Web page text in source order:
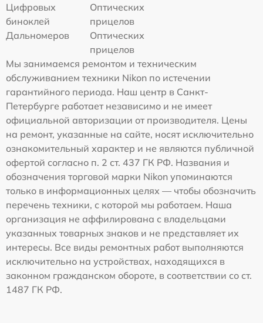
Цифровых
биноклей
Оптических
прицелов
Дальномеров
Оптических
прицелов
Мы занимаемся ремонтом и техническим
обслуживанием техники Nikon по истечении
гарантийного периода. Наш центр в Санкт-
Петербурге работает независимо и не имеет
официальной авторизации от производителя. Цены
на ремонт, указанные на сайте, носят исключительно
ознакомительный характер и не являются публичной
офертой согласно п. 2 ст. 437 ГК РФ. Названия и
обозначения торговой марки Nikon упоминаются
только в информационных целях — чтобы обозначить
перечень техники, с которой мы работаем. Наша
организация не аффилирована с владельцами
указанных товарных знаков и не представляет их
интересы. Все виды ремонтных работ выполняются
исключительно на устройствах, находящихся в
законном гражданском обороте, в соответствии со ст.
1487 ГК РФ.